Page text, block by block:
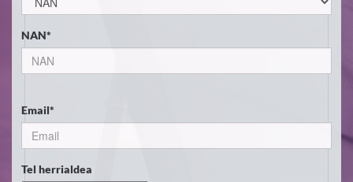
NAN*
Email*
Tel herrialdea